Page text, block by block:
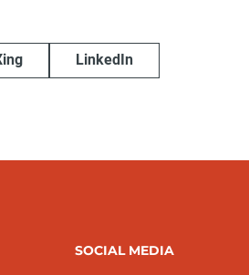
LinkedIn
SOCIAL MEDIA